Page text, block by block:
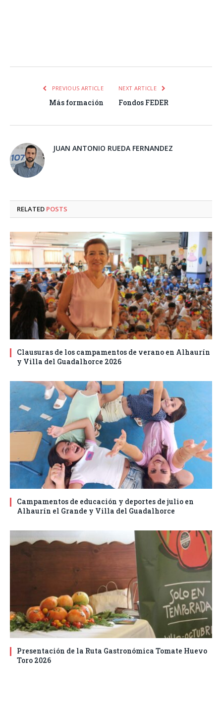
PREVIOUS ARTICLE
Más formación
NEXT ARTICLE
Fondos FEDER
JUAN ANTONIO RUEDA FERNANDEZ
RELATED POSTS
Clausuras de los campamentos de verano en Alhaurín
y Villa del Guadalhorce 2026
Campamentos de educación y deportes de julio en
Alhaurín el Grande y Villa del Guadalhorce
Presentación de la Ruta Gastronómica Tomate Huevo
Toro 2026